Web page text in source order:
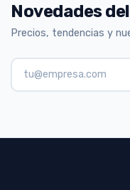
Novedades
Precios, tendencias y